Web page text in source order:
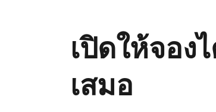
เปิดให้จอง
เสมอ